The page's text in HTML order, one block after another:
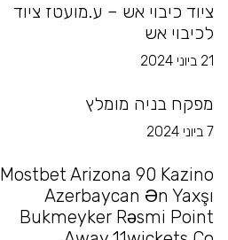
ציוד כיבוי אש – ע.מועטז ציוד
לכיבוי אש
21 ביוני 2024
מפקח בניה מומלץ
7 ביוני 2024
Mostbet Arizona 90 Kazino
Azerbaycan Ən Yaxşı
Bukmeyker Rəsmi Point